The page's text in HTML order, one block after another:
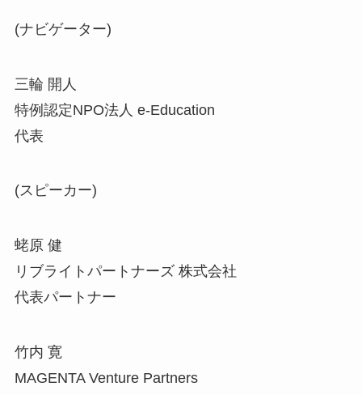
(ナビゲーター)
三輪 開人
特例認定NPO法人 e-Education
代表
(スピーカー)
蛯原 健
リブライトパートナーズ 株式会社
代表パートナー
竹内 寛
MAGENTA Venture Partners